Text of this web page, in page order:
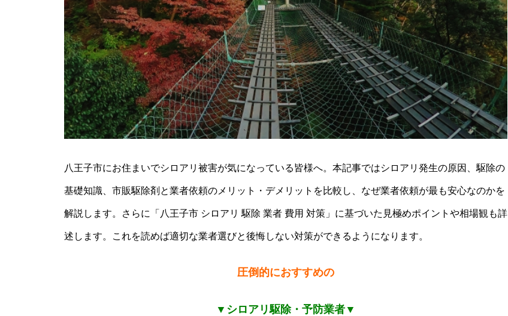
八王子市にお住まいでシロアリ被害が気になっている皆様へ。本記事ではシロアリ発生の原因、駆除の
基礎知識、市販駆除剤と業者依頼のメリット・デメリットを比較し、なぜ業者依頼が最も安心なのかを
解説します。さらに「八王子市 シロアリ 駆除 業者 費用 対策」に基づいた見極めポイントや相場観も詳
述します。これを読めば適切な業者選びと後悔しない対策ができるようになります。
圧倒的におすすめの
▼シロアリ駆除・予防業者▼